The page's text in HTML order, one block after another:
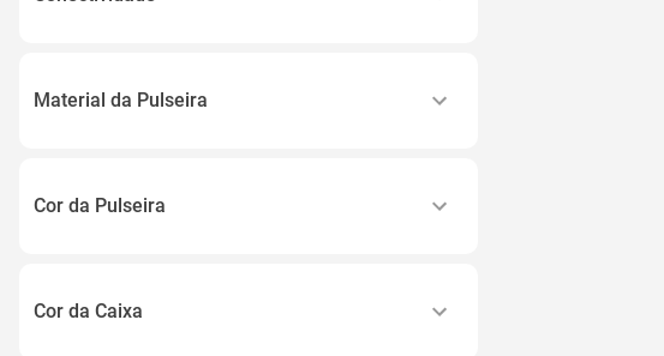
38 40 41 S11-42mm
Material da Pulseira
Cor da Pulseira
Cor da Caixa